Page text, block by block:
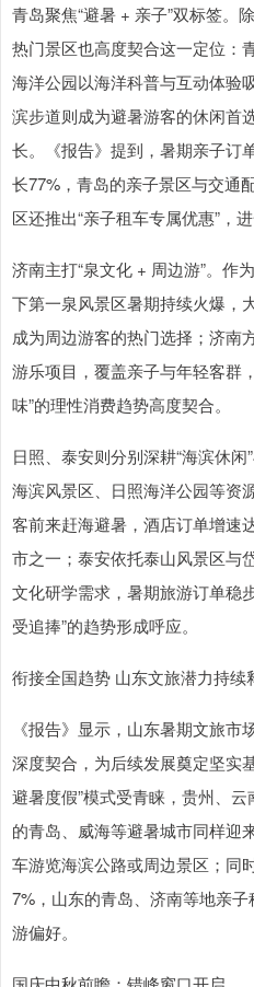
青岛聚焦“避暑 + 亲子”双标签。
热门景区也高度契合这一定位：
海洋公园以海洋科普与互动体验
滨步道则成为避暑游客的休闲首
长。《报告》提到，暑期亲子订
长77%，青岛的亲子景区与交通
区还推出“亲子租车专属优惠”，
济南主打“泉文化 + 周边游”。作
下第一泉风景区暑期持续火爆，
成为周边游客的热门选择；济南
游乐项目，覆盖亲子与年轻客群
味”的理性消费趋势高度契合。
日照、泰安则分别深耕“海滨休闲
海滨风景区、日照海洋公园等资
客前来赶海避暑，酒店订单增速
市之一；泰安依托泰山风景区与
文化研学需求，暑期旅游订单稳
受追捧”的趋势形成呼应。
衔接全国趋势 山东文旅潜力持续
《报告》显示，山东暑期文旅
深度契合，为后续发展奠定坚实
避暑度假”模式受青睐，贵州、
的青岛、威海等避暑城市同样迎
车游览海滨公路或周边景区；同
7%，山东的青岛、济南等地亲
游偏好。